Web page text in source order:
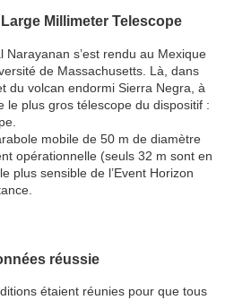
Millimeter Telescope
Narayanan s’est rendu au Mexique
de Massachusetts. Là, dans
du volcan endormi Sierra Negra, à
le plus gros télescope du dispositif :
mobile de 50 m de diamètre
opérationnelle (seuls 32 m sont en
plus sensible de l’Event Horizon
réussie
étaient réunies pour que tous